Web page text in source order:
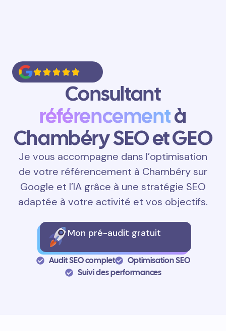
Consultant
référencementà
Chambéry SEO et GEO
Je vous accompagne dans l’optimisation
de votre référencement à Chambéry sur
Google et l’IA grâce à une stratégie SEO
adaptée à votre activité et vos objectifs.
Mon pré-audit gratuit
Audit SEO complet
Optimisation SEO
Suivi des performances